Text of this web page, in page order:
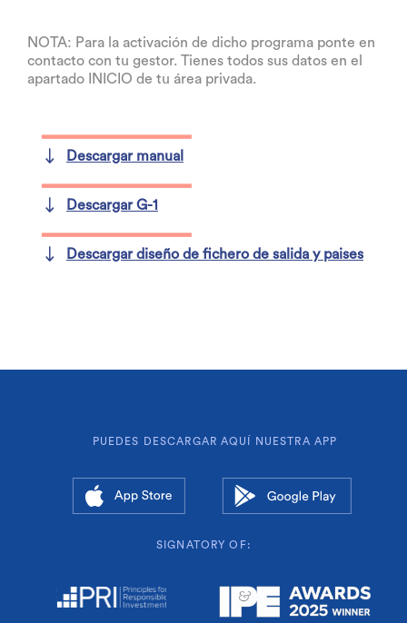
NOTA: Para la activación de dicho programa ponte en
contacto con tu gestor. Tienes todos sus datos en el
apartado INICIO de tu área privada.
Descargar manual
Descargar G-1
Descargar diseño de fichero de salida y paises
PUEDES DESCARGAR AQUÍ NUESTRA APP
SIGNATORY OF: